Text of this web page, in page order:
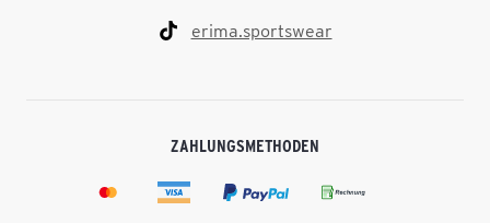
erima.sportswear
ZAHLUNGSMETHODEN